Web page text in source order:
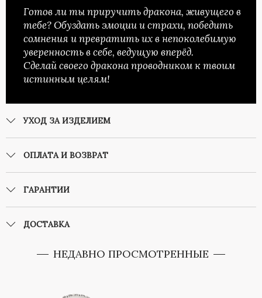
Готов ли ты приручить дракона, живущего в
тебе? Обуздать эмоции и страхи, победить
сомнения и превратить их в непоколебимую
уверенность в себе, ведущую вперёд.
Сделай своего дракона проводником к твоим
истинным целям!
УХОД ЗА ИЗДЕЛИЕМ
ОПЛАТА И ВОЗВРАТ
ГАРАНТИИ
ДОСТАВКА
НЕДАВНО ПРОСМОТРЕННЫЕ